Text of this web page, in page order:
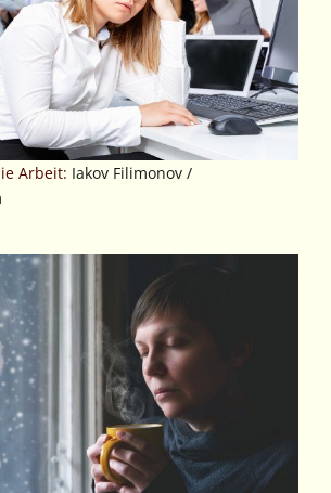
Arbeit: Iakov Filimonov /